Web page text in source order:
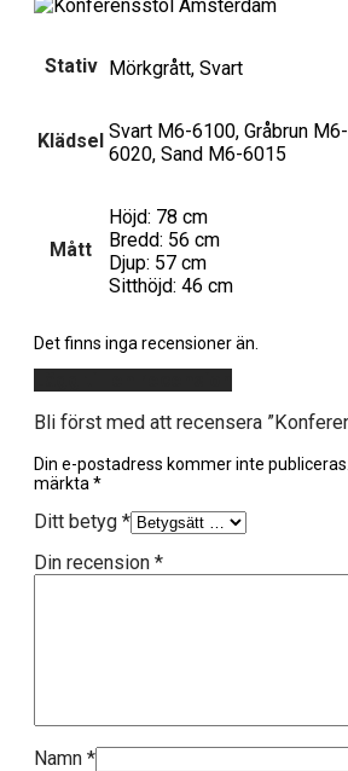
Stativ Mörkgrått, Svart
Klädsel Svart M6-6100, Gråbrun
6020, Sand M6-6015
Mått
Höjd: 78 cm
Bredd: 56 cm
Djup: 57 cm
Sitthöjd: 46 cm
Det finns inga recensioner än.
Bli först med att recensera
Din e-postadress kommer inte publiceras.
märkta *
Ditt betyg *
Din recension *
Namn *